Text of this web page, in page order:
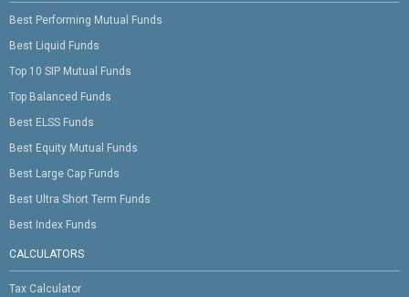
Best Performing Mutual Funds
Best Liquid Funds
Top 10 SIP Mutual Funds
Top Balanced Funds
Best ELSS Funds
Best Equity Mutual Funds
Best Large Cap Funds
Best Ultra Short Term Funds
Best Index Funds
CALCULATORS
Tax Calculator